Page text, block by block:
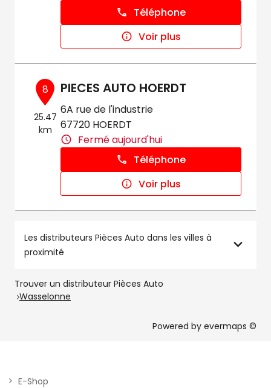
Téléphone
Voir plus
8
25.47
km
PIECES AUTO HOERDT
6A rue de l'industrie
67720 HOERDT
Fermé aujourd'hui
Téléphone
Voir plus
Les distributeurs Pièces Auto dans les villes à
proximité
Trouver un distributeur Pièces Auto
Wasselonne
Powered by evermaps ©
E-Shop